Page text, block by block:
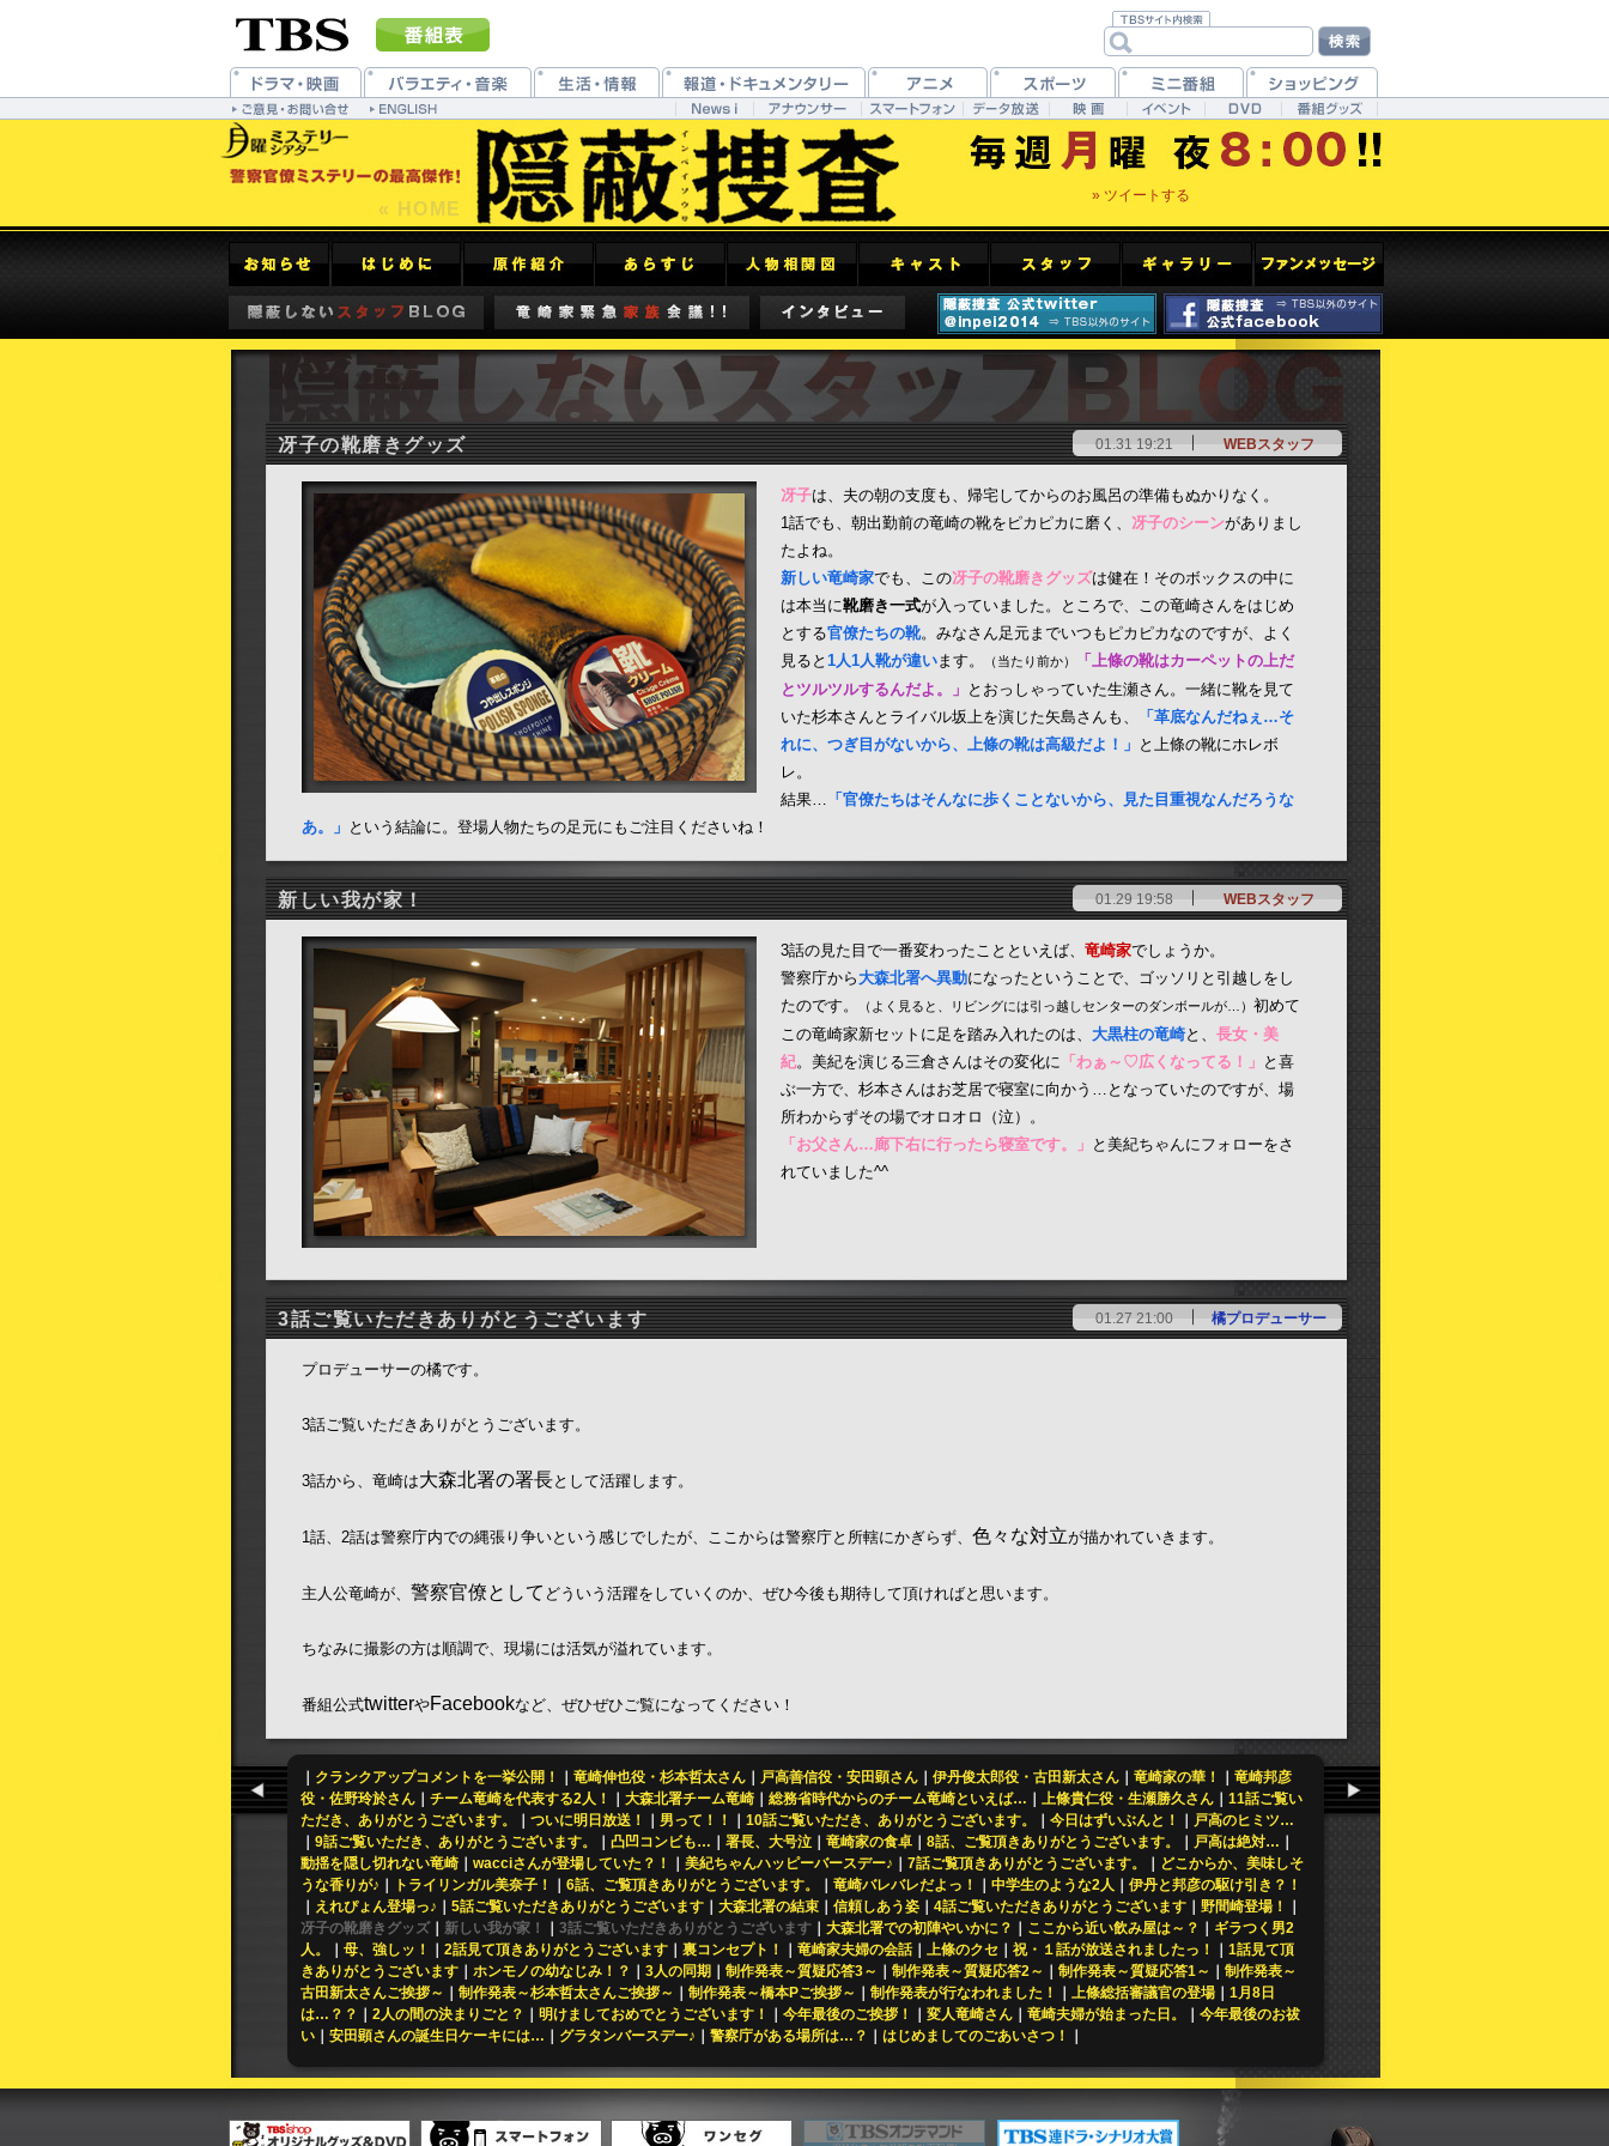
« HOME
» ツイートする
冴子の靴磨きグッズ 01.31 19:21 WEBスタッフ
冴子は、夫の朝の支度も、帰宅してからのお風呂の準備もぬかりなく。
1話でも、朝出勤前の竜崎の靴をピカピカに磨く、 冴子のシーンがありまし
たよね。
新しい竜崎家でも、この冴子の靴磨きグッズは健在！そのボックスの中に
は本当に靴磨き一式が入っていました。ところで、この竜崎さんをはじめ
とする官僚たちの靴。みなさん足元までいつもピカピカなのですが、よく
見ると 1人1人靴が違います。 （当たり前か）
「上條の靴はカーペットの上だ
とツルツルするんだよ。」 とおっしゃっていた生瀬さん。一緒に靴を見て
いた杉本さんとライバル坂上を演じた矢島さんも、
「革底なんだねぇ…そ
れに、つぎ目がないから、上條の靴は高級だよ！」 と上條の靴にホレボ
レ。
結果… 「官僚たちはそんなに歩くことないから、見た目重視なんだろうな
あ。」 という結論に。登場人物たちの足元にもご注目くださいね！
新しい我が家！ 01.29 19:58 WEBスタッフ
3話の見た目で一番変わったことといえば、 竜崎家でしょうか。
警察庁から大森北署へ異動になったということで、ゴッソリと引越しをし
たのです。
（よく見ると、リビングには引っ越しセンターのダンボールが…） 初めて
この竜崎家新セットに足を踏み入れたのは、 大黒柱の竜崎と、 長女・美
紀。美紀を演じる三倉さんはその変化に 「わぁ～♡広くなってる！」 と喜
ぶ一方で、杉本さんはお芝居で寝室に向かう…となっていたのですが、場
所わからずその場でオロオロ（泣）。
「お父さん…廊下右に行ったら寝室です。」 と美紀ちゃんにフォローをさ
れていました^^
3話ご覧いただきありがとうございます 01.27 21:00 橘プロデューサー
プロデューサーの橘です。
3話ご覧いただきありがとうございます。
3話から、竜崎は大森北署の署長として活躍します。
1話、2話は警察庁内での縄張り争いという感じでしたが、ここからは警察庁と所轄にかぎらず、 色々な対立が描かれていきます。
主人公竜崎が、 警察官僚として どういう活躍をしていくのか、ぜひ今後も期待して頂ければと思います。
ちなみに撮影の方は順調で、現場には活気が溢れています。
番組公式twitterやFacebookなど、ぜひぜひご覧になってください！
｜ クランクアップコメントを一挙公開！ ｜ 竜崎伸也役・杉本哲太さん ｜ 戸高善信役・安田顕さん ｜ 伊丹俊太郎役・古田新太さん ｜ 竜崎家の華！ ｜ 竜崎邦彦
役・佐野玲於さん ｜ チーム竜崎を代表する2人！ ｜ 大森北署チーム竜崎 ｜ 総務省時代からのチーム竜崎といえば… ｜ 上條貴仁役・生瀬勝久さん ｜ 11話ご覧い
ただき、ありがとうございます。
｜ ついに明日放送！ ｜ 男って！！ ｜ 10話ご覧いただき、ありがとうございます。 ｜ 今日はずいぶんと！ ｜ 戸高のヒミツ…
｜ 9話ご覧いただき、ありがとうございます。 ｜ 凸凹コンビも… ｜ 署長、大号泣 ｜ 竜崎家の食卓 ｜ 8話、ご覧頂きありがとうございます。 ｜ 戸高は絶対… ｜
動揺を隠し切れない竜崎 ｜ wacciさんが登場していた？！ ｜ 美紀ちゃんハッピーバースデー♪ ｜ 7話ご覧頂きありがとうございます。 ｜ どこからか、美味しそ
うな香りが♪ ｜ トライリンガル美奈子！ ｜ 6話、ご覧頂きありがとうございます。 ｜ 竜崎バレバレだよっ！ ｜ 中学生のような2人 ｜ 伊丹と邦彦の駆け引き？！
｜ えれぴょん登場っ♪ ｜ 5話ご覧いただきありがとうございます ｜ 大森北署の結束 ｜ 信頼しあう姿 ｜ 4話ご覧いただきありがとうございます ｜ 野間崎登場！
｜
冴子の靴磨きグッズ｜ 新しい我が家！ ｜ 3話ご覧いただきありがとうございます ｜ 大森北署での初陣やいかに？ ｜ ここから近い飲み屋は～？ ｜ ギラつく男2
人。
｜ 母、強しッ！ ｜ 2話見て頂きありがとうございます ｜ 裏コンセプト！ ｜ 竜崎家夫婦の会話 ｜ 上條のクセ ｜ 祝・１話が放送されましたっ！ ｜ 1話見て頂
きありがとうございます ｜ ホンモノの幼なじみ！？ ｜ 3人の同期 ｜ 制作発表～質疑応答3～ ｜ 制作発表～質疑応答2～ ｜ 制作発表～質疑応答1～ ｜ 制作発表～
古田新太さんご挨拶～ ｜ 制作発表～杉本哲太さんご挨拶～ ｜ 制作発表～橋本Pご挨拶～ ｜ 制作発表が行なわれました！ ｜ 上條総括審議官の登場 ｜ 1月8日
は…？？ ｜ 2人の間の決まりごと？ ｜ 明けましておめでとうございます！ ｜ 今年最後のご挨拶！ ｜ 変人竜崎さん ｜ 竜崎夫婦が始まった日。 ｜ 今年最後のお祓
い ｜ 安田顕さんの誕生日ケーキには… ｜ グラタンバースデー♪ ｜ 警察庁がある場所は…？ ｜ はじめましてのごあいさつ！ ｜